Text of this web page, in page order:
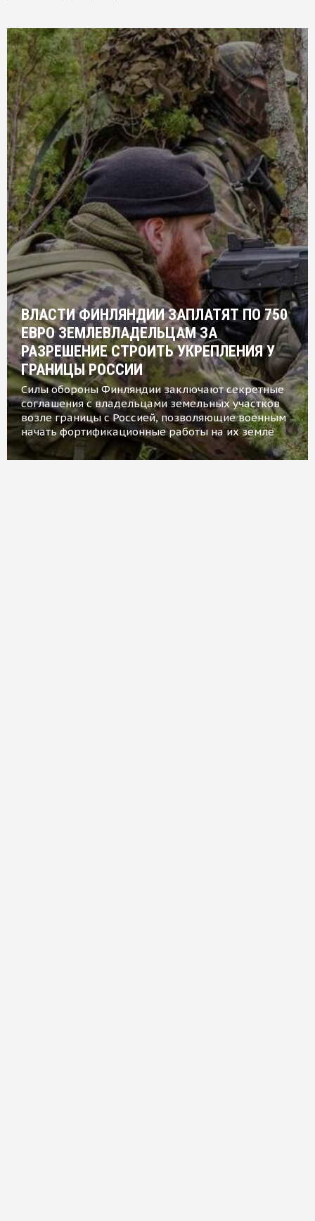
ВЛАСТИ ФИНЛЯНДИИ ЗАПЛАТЯТ ПО 750
ЕВРО ЗЕМЛЕВЛАДЕЛЬЦАМ ЗА
РАЗРЕШЕНИЕ СТРОИТЬ УКРЕПЛЕНИЯ У
ГРАНИЦЫ РОССИИ
Силы обороны Финляндии заключают секретные
соглашения с владельцами земельных участков
возле границы с Россией, позволяющие военным
начать фортификационные работы на их земле